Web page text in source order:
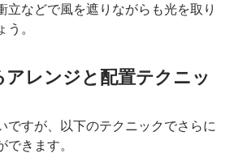
立などで風を遮りながらも光を取り
。
アレンジと配置テクニッ
ですが、以下のテクニックでさらに
きます。